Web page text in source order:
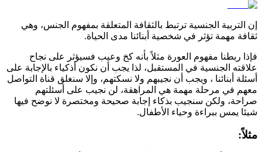
إن التربية الجنسية ترتبط بالثقافة المتعلقة بمفهوم الجنس، وهي
ثقافة مهمة تؤثر في شخصية أبنائنا مدى الحياة.
فإذا ربطنا مفهوم العورة مثلاً بأنه كخ وعيب فسيؤثر على نجاح
علاقته الجنسية في المستقبل، لذا يجب أن نكون أذكياء بالإجابة على
أسئلة أبنائنا ، ويجب أن نجيبهم ولا نسكتهم، وإلا سنغلق قناة التواصل
معهم في مرحلة مهمة هي المراهقة، لن نجيب على أسئلتهم
صراحة، ولكن سنجيب بذكاء إجابة صحيحة ومختصرة لا نوضح فيها
شيئا يمس ببراءة وحياء الأطفال.
مثلاً: